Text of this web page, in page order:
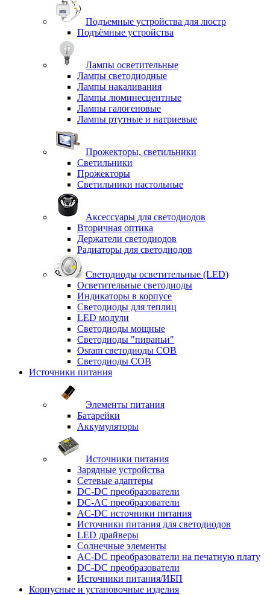
Подъемные устройства для люстр
Подъёмные устройства
Лампы осветительные
Лампы светодиодные
Лампы накаливания
Лампы люминесцентные
Лампы галогеновые
Лампы ртутные и натриевые
Прожекторы, светильники
Светильники
Прожекторы
Светильники настольные
Аксессуары для светодиодов
Вторичная оптика
Держатели светодиодов
Радиаторы для светодиодов
Светодиоды осветительные (LED)
Осветительные светодиоды
Индикаторы в корпусе
Светодиоды для теплиц
LED модули
Светодиоды мощные
Светодиоды "пираньи"
Osram светодиоды COB
Светодиоды COB
Источники питания
Элементы питания
Батарейки
Аккумуляторы
Источники питания
Зарядные устройства
Сетевые адаптеры
DC-DC преобразователи
DC-AC преобразователи
AC-DC источники питания
Источники питания для светодиодов
LED драйверы
Солнечные элементы
AC-DC преобразователи на печатную плату
DC-DC преобразователи
Источники питания/ИБП
Корпусные и установочные изделия